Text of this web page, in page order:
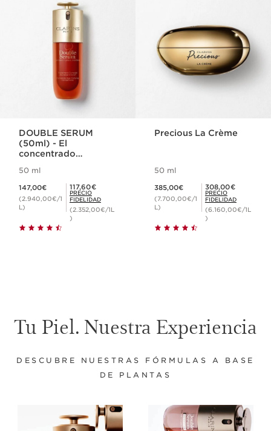
DOUBLE SERUM
(50ml) - El
concentrado
potente*
50 ml
147,00€
(2.940,00€/1
L)
Precio Fidelidad 117,60€
117,60€
PRECIO
FIDELIDAD
(2.352,00€/1L
)
Precious La Crème
50 ml
385,00€
(7.700,00€/1
L)
Precio Fidelidad 308,00€
308,00€
PRECIO
FIDELIDAD
(6.160,00€/1L
)
Tu Piel. Nuestra Experiencia
DESCUBRE NUESTRAS FÓRMULAS A BASE
DE PLANTAS